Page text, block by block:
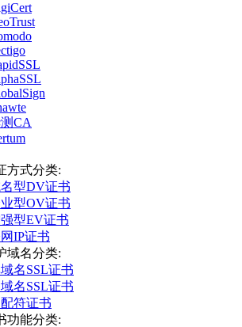
CA
方式分类:
型DV证书
型OV证书
型EV证书
IP证书
域名分类:
名SSL证书
名SSL证书
符证书
功能分类: